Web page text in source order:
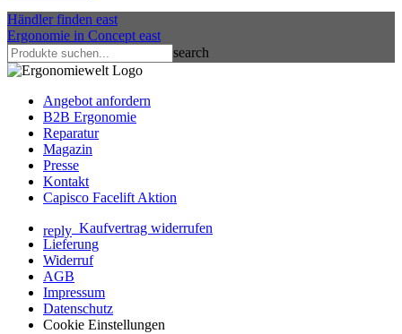
Händler finden east
Ergonomie in Concept east
search
Angebot anfordern
B2B Ergonomie
Reparatur
Magazin
Presse
Kontakt
Capisco Facelift Aktion
reply Kaufvertrag widerrufen
Lieferung
Widerruf
AGB
Impressum
Datenschutz
Cookie Einstellungen